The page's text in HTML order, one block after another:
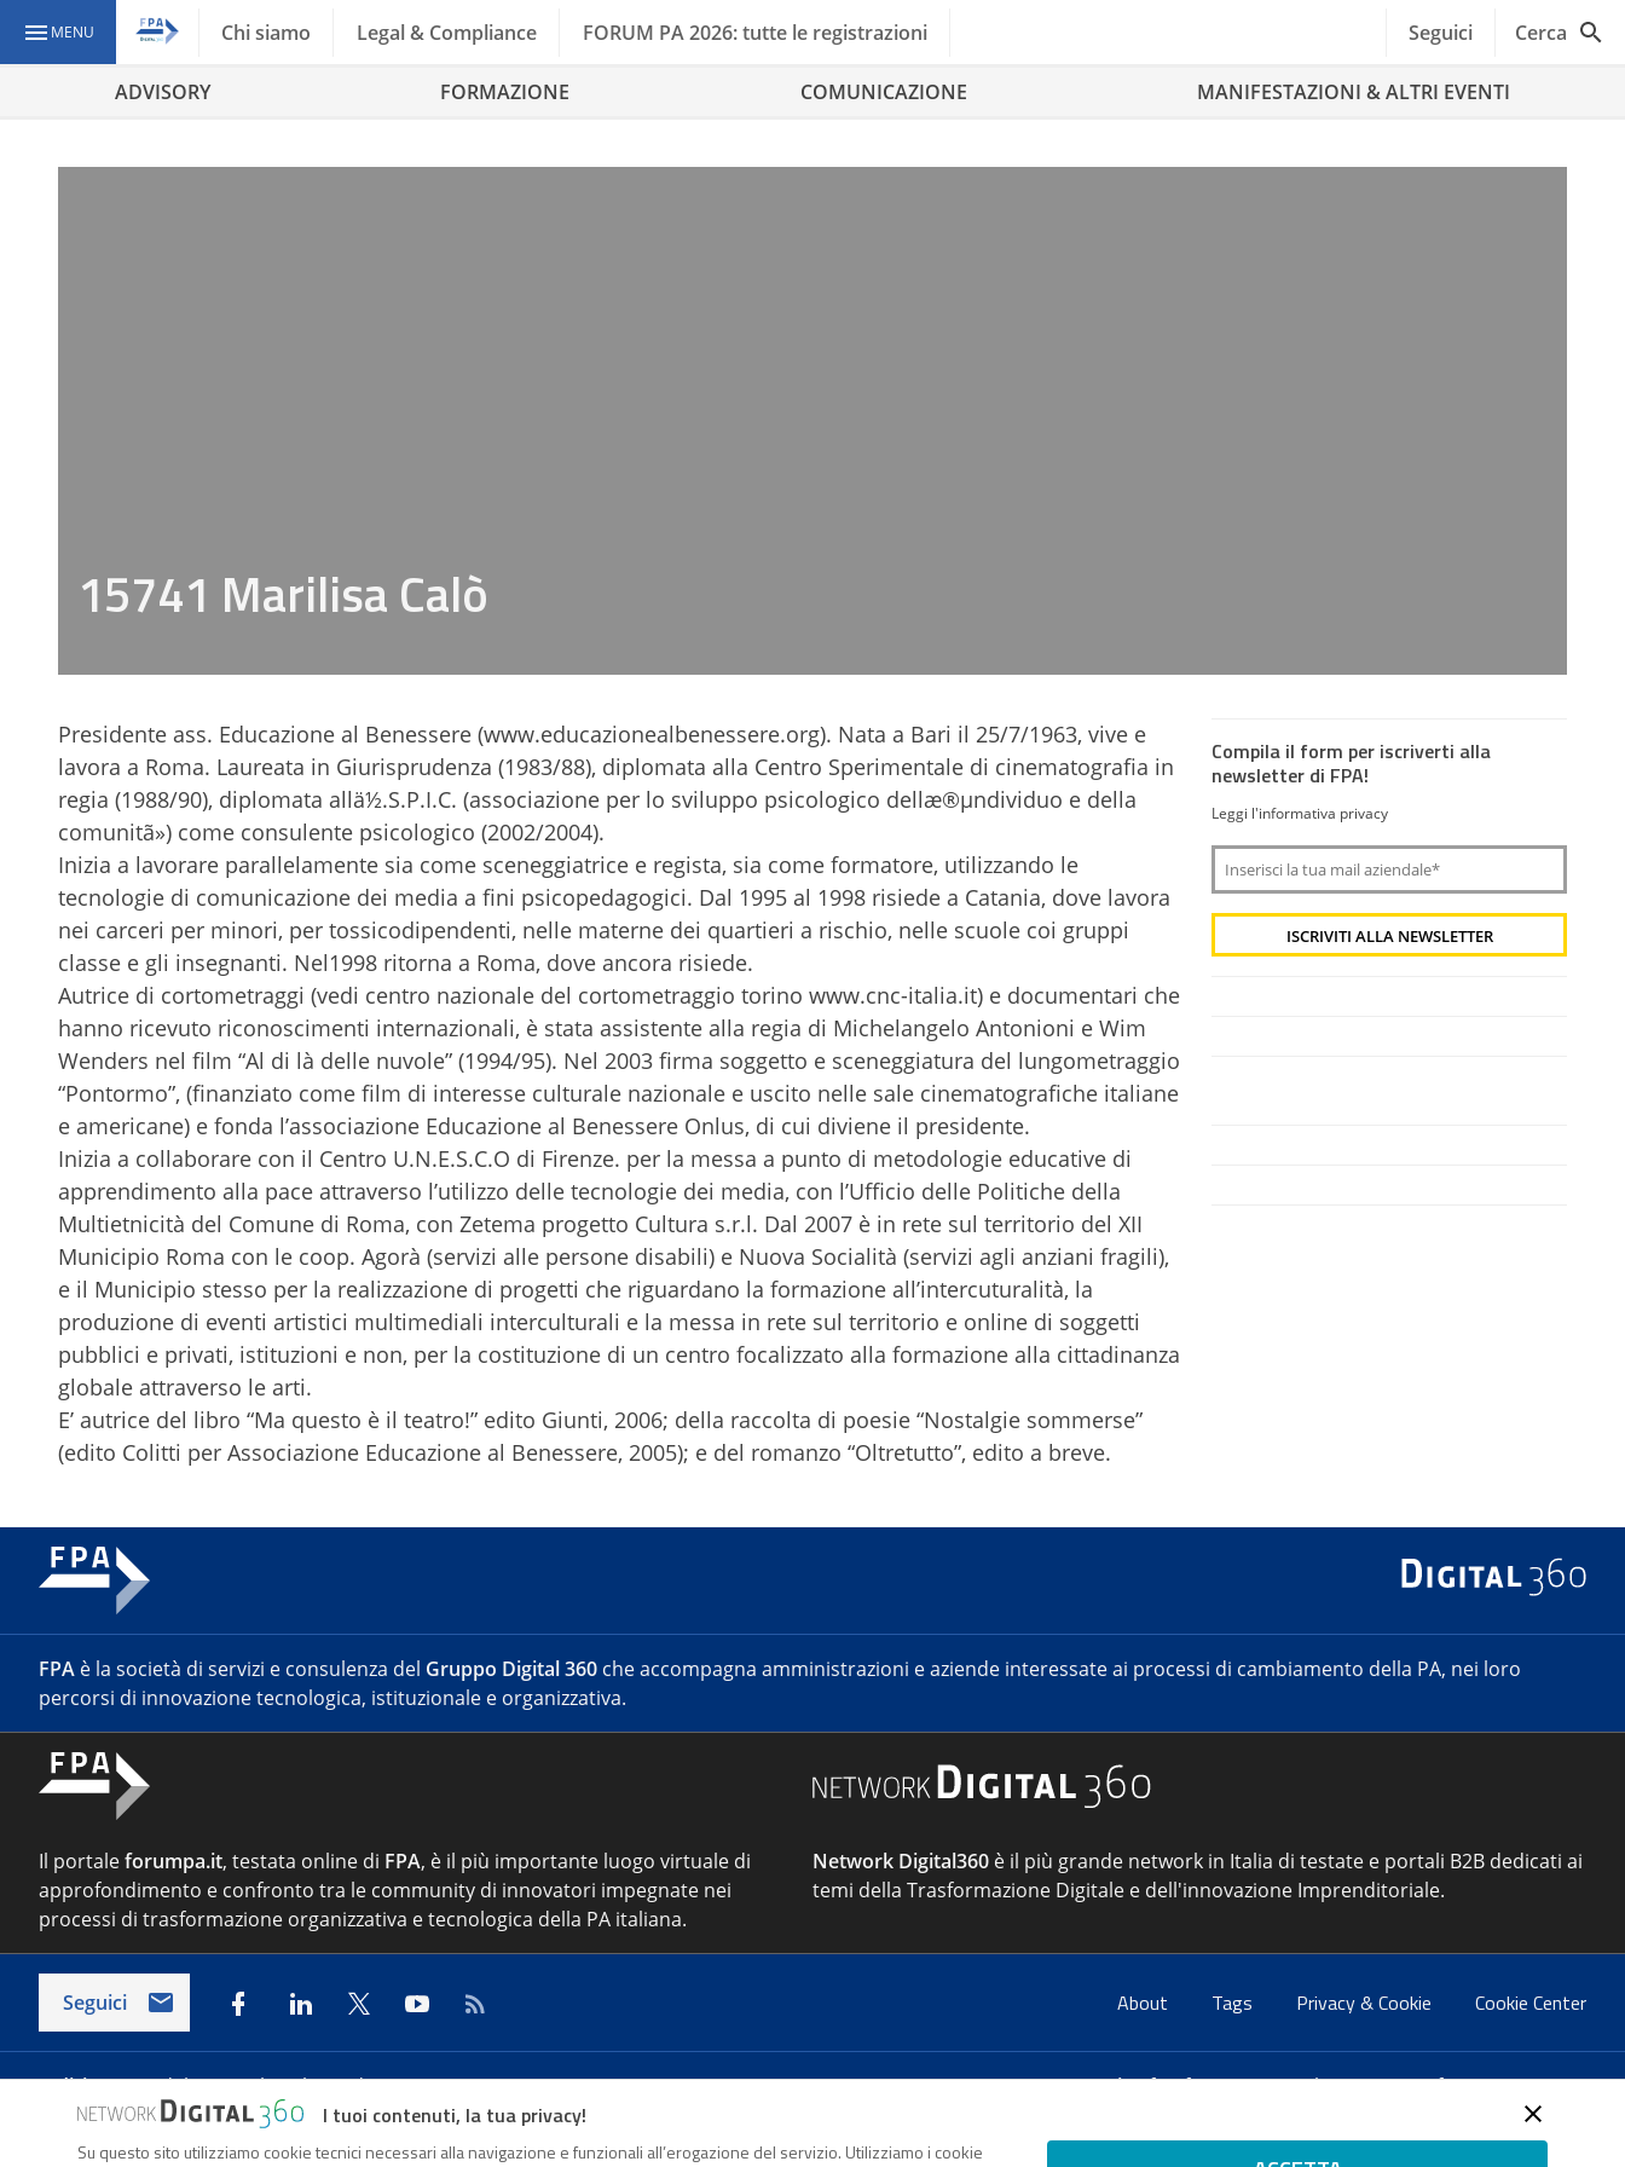
MENU Chi siamo Legal & Compliance FORUM PA 2026: tutte le registrazioni Seguici Cerca
ADVISORY FORMAZIONE COMUNICAZIONE MANIFESTAZIONI & ALTRI EVENTI
15741 Marilisa Calò
Presidente ass. Educazione al Benessere (www.educazionealbenessere.org). Nata a Bari il 25/7/1963, vive e
lavora a Roma. Laureata in Giurisprudenza (1983/88), diplomata alla Centro Sperimentale di cinematografia in
regia (1988/90), diplomata allä½.S.P.I.C. (associazione per lo sviluppo psicologico dellæ®µndividuo e della
comunitã») come consulente psicologico (2002/2004).
Inizia a lavorare parallelamente sia come sceneggiatrice e regista, sia come formatore, utilizzando le
tecnologie di comunicazione dei media a fini psicopedagogici. Dal 1995 al 1998 risiede a Catania, dove lavora
nei carceri per minori, per tossicodipendenti, nelle materne dei quartieri a rischio, nelle scuole coi gruppi
classe e gli insegnanti. Nel1998 ritorna a Roma, dove ancora risiede.
Autrice di cortometraggi (vedi centro nazionale del cortometraggio torino www.cnc-italia.it) e documentari che
hanno ricevuto riconoscimenti internazionali, è stata assistente alla regia di Michelangelo Antonioni e Wim
Wenders nel film “Al di là delle nuvole” (1994/95). Nel 2003 firma soggetto e sceneggiatura del lungometraggio
“Pontormo”, (finanziato come film di interesse culturale nazionale e uscito nelle sale cinematografiche italiane
e americane) e fonda l’associazione Educazione al Benessere Onlus, di cui diviene il presidente.
Inizia a collaborare con il Centro U.N.E.S.C.O di Firenze. per la messa a punto di metodologie educative di
apprendimento alla pace attraverso l’utilizzo delle tecnologie dei media, con l’Ufficio delle Politiche della
Multietnicità del Comune di Roma, con Zetema progetto Cultura s.r.l. Dal 2007 è in rete sul territorio del XII
Municipio Roma con le coop. Agorà (servizi alle persone disabili) e Nuova Socialità (servizi agli anziani fragili),
e il Municipio stesso per la realizzazione di progetti che riguardano la formazione all’intercuturalità, la
produzione di eventi artistici multimediali interculturali e la messa in rete sul territorio e online di soggetti
pubblici e privati, istituzioni e non, per la costituzione di un centro focalizzato alla formazione alla cittadinanza
globale attraverso le arti.
E’ autrice del libro “Ma questo è il teatro!” edito Giunti, 2006; della raccolta di poesie “Nostalgie sommerse”
(edito Colitti per Associazione Educazione al Benessere, 2005); e del romanzo “Oltretutto”, edito a breve.
Compila il form per iscriverti alla
newsletter di FPA!
Leggi l'informativa privacy
FPA è la società di servizi e consulenza del Gruppo Digital 360 che accompagna amministrazioni e aziende interessate ai processi di cambiamento della PA, nei loro
percorsi di innovazione tecnologica, istituzionale e organizzativa.
Il portaleforumpa.it, testata online di FPA, è il più importante luogo virtuale di
approfondimento e confronto tra le community di innovatori impegnate nei
processi di trasformazione organizzativa e tecnologica della PA italiana.
Network Digital360 è il più grande network in Italia di testate e portali B2B dedicati ai
temi della Trasformazione Digitale e dell'innovazione Imprenditoriale.
Seguici About Tags Privacy & Cookie Cookie Center
Indirizzo:Via del Porto Fluviale 67/d – 00154 Roma Contatti:info@forumpa.it- tel. 06 684251 - fax. 06 68425433
Forumpa.it è una pubblicazione telematica iscritta presso Registro della stampa del Tribunale di Roma - Reg. n. 182 del 2 maggio 2008 - Direttore resp. Michela Stentella
I tuoi contenuti, la tua privacy!
Su questo sito utilizziamo cookie tecnici necessari alla navigazione e funzionali all’erogazione del servizio. Utilizziamo i cookie